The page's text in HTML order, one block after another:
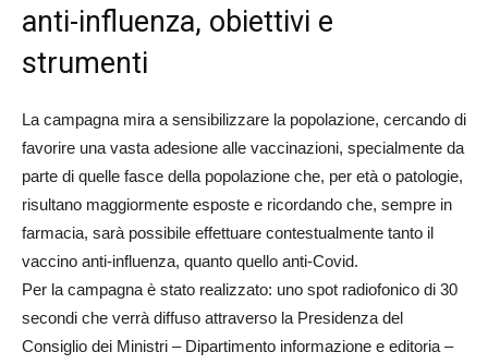
anti-influenza, obiettivi e
strumenti
La campagna mira a sensibilizzare la popolazione, cercando di
favorire una vasta adesione alle vaccinazioni, specialmente da
parte di quelle fasce della popolazione che, per età o patologie,
risultano maggiormente esposte e ricordando che, sempre in
farmacia, sarà possibile effettuare contestualmente tanto il
vaccino anti-influenza, quanto quello anti-Covid.
Per la campagna è stato realizzato: uno spot radiofonico di 30
secondi che verrà diffuso attraverso la Presidenza del
Consiglio dei Ministri – Dipartimento informazione e editoria –